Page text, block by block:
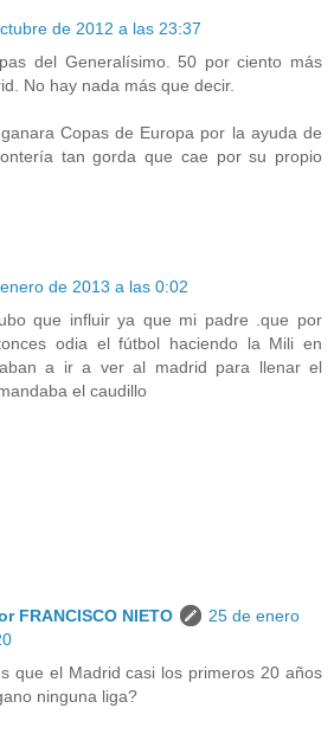
de 2012 a las 23:37
del Generalísimo. 50 por ciento más
No hay nada más que decir.
Copas de Europa por la ayuda de
tan gorda que cae por su propio
de 2013 a las 0:02
que influir ya que mi padre .que por
odia el fútbol haciendo la Mili en
a ir a ver al madrid para llenar el
el caudillo
FRANCISCO NIETO
25 de enero
que el Madrid casi los primeros 20 años
ninguna liga?